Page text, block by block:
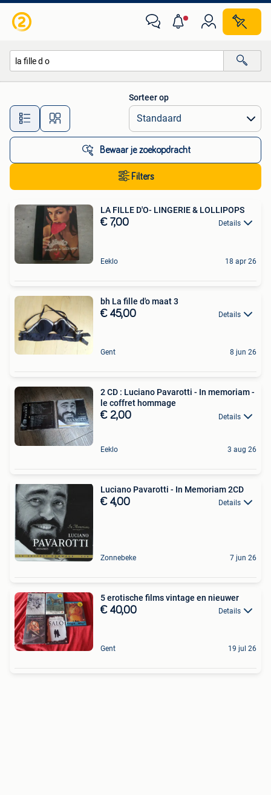
Alle afstanden…
Sorteer op
Bewaar je zoekopdracht
Filters
LA FILLE D'O- LINGERIE & LOLLIPOPS
€ 7,00 Details
Eeklo 18 apr 26
bh La fille d'o maat 3
€ 45,00 Details
Gent 8 jun 26
2 CD : Luciano Pavarotti - In memoriam -
le coffret hommage
€ 2,00 Details
Eeklo 3 aug 26
Luciano Pavarotti - In Memoriam 2CD
€ 4,00 Details
Zonnebeke 7 jun 26
5 erotische films vintage en nieuwer
€ 40,00 Details
Gent 19 jul 26